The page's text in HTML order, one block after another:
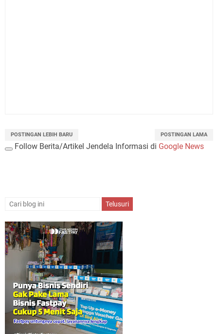
POSTINGAN LEBIH BARU POSTINGAN LAMA
Follow Berita/Artikel Jendela Informasi di Google News